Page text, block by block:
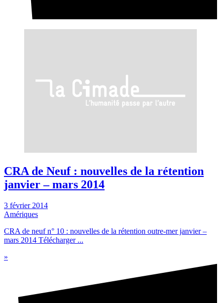
CRA de Neuf : nouvelles de la rétention
janvier – mars 2014
3 février 2014
Amériques
CRA de neuf n° 10 : nouvelles de la rétention outre-mer janvier –
mars 2014 Télécharger ...
»